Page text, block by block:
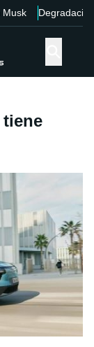
Musk Degradación
tiene